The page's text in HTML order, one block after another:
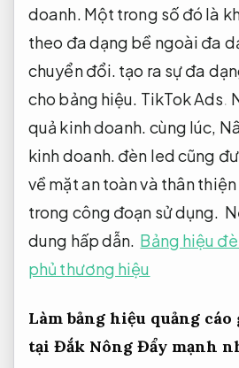
doanh. Một trong số đó là
theo đa dạng bề ngoài đa
chuyển đổi. tạo ra sự đa
cho bảng hiệu. TikTok Ads.
quả kinh doanh. cùng lúc,
kinh doanh. đèn led cũng
về mặt an toàn và thân
trong công đoạn sử dụng.
dung hấp dẫn. Bảng hiệu
phủ thương hiệu
Làm bảng hiệu quảng
tại Đắk Nông Đẩy mạnh